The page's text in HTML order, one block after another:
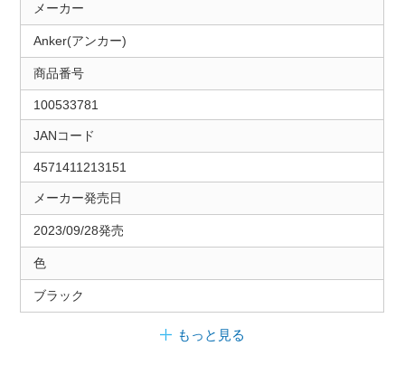
メーカー
Anker(アンカー)
商品番号
100533781
JANコード
4571411213151
メーカー発売日
2023/09/28発売
色
ブラック
もっと見る